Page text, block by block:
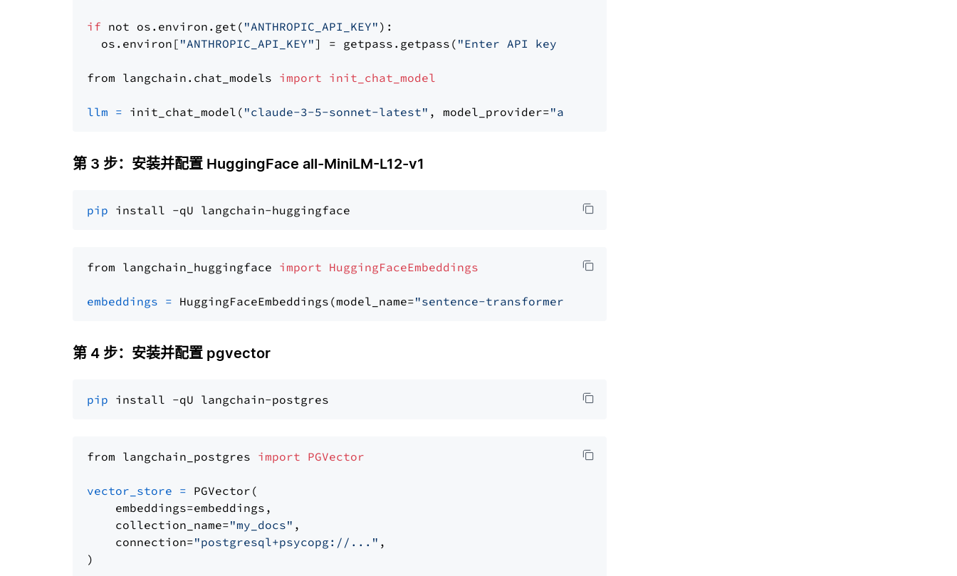
if not os.environ.get( "ANTHROPIC_API_KEY" ):
  os.environ[
"ANTHROPIC_API_KEY"] = getpass.getpass( "Enter API key for Anthropic: "
from langchain.chat_models import init_chat_model
llm = init_chat_model( "claude-3-5-sonnet-latest" , model_provider="anthropic"
第 3 步：安装并配置 HuggingFace all-MiniLM-L12-v1
pip
from langchain_huggingface import HuggingFaceEmbeddings
embeddings = HuggingFaceEmbeddings(model_name="sentence-transformers/all-MiniLM-L12-v1"
第 4 步：安装并配置 pgvector
pip
from langchain_postgres import PGVector
vector_store = PGVector(
    embeddings=embeddings,
    collection_name=
"my_docs" ,
    connection=
"postgresql+psycopg://..." ,